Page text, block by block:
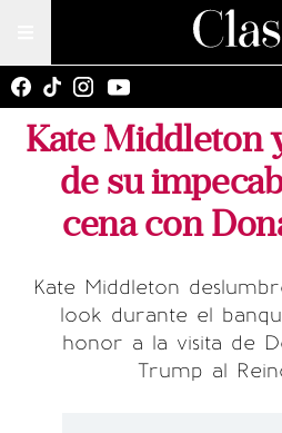
Kate Middleton
de su
cena con
Kate Middleton
look durante el
honor a la visita de
Trump al